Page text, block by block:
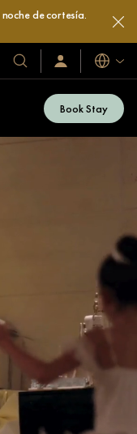
de cortesía.
Nuestros
hoteles
resorts
Iniciar
sesión
ahora
Idiomas
Book Stay